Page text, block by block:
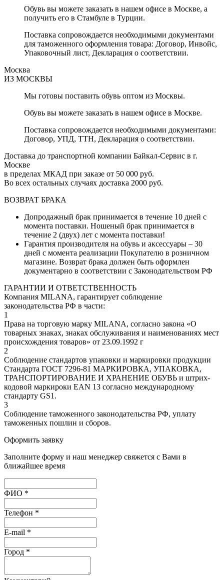
Обувь вы можете заказать в нашем офисе в Москве, а
получить его в Стамбуле в Турции.
Поставка сопровождается необходимыми документами
для таможенного оформления товара: Договор, Инвойс,
Упаковочный лист, Декларация о соответствии.
Москва
ИЗ МОСКВЫ
Мы готовы поставить обувь оптом из Москвы.
Обувь вы можете заказать в нашем офисе в Москве.
Поставка сопровождается необходимыми документами:
Договор, УПД, ТТН, Декларация о соответствии.
Доставка до транспортной компании Байкал-Сервис в г.
Москве
в пределах МКАД при заказе от 50 000 руб.
Во всех остальных случаяx доставка 2000 руб.
ВОЗВРАТ БРАКА
Допродажный брак принимается в течение 10 дней с
момента поставки. Ношеный брак принимается в
течение 2 (двух) лет с момента поставки!
Гарантия производителя на обувь и аксессуары – 30
дней с момента реализации Покупателю в розничном
магазине. Возврат брака должен быть оформлен
документарно в соответствии с Законодательством РФ
ГАРАНТИИ И ОТВЕТСТВЕННОСТЬ
Компания MILANA, гарантирует соблюдение
законодательства РФ в части:
1
Права на торговую марку MILANA, согласно закона «О
товарных знаках, знаках обслуживания и наименованиях мест
происхождения товаров» от 23.09.1992 г
2
Соблюдение стандартов упаковки и маркировки продукции
Стандарта ГОСТ 7296-81 МАРКИРОВКА, УПАКОВКА,
ТРАНСПОРТИРОВАНИЕ И ХРАНЕНИЕ ОБУВЬ и штрих-
кодовой маркироки EAN 13 согласно международному
стандарту GS1.
3
Соблюдение таможенного законодательства РФ, уплату
таможенных пошлин и сборов.
Оформить заявку
Заполните форму и наш менеджер свяжется с Вами в
ближайшее время
ФИО *
Телефон *
E-mail *
Город *